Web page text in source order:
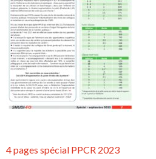
4 pages spécial PPCR 2023